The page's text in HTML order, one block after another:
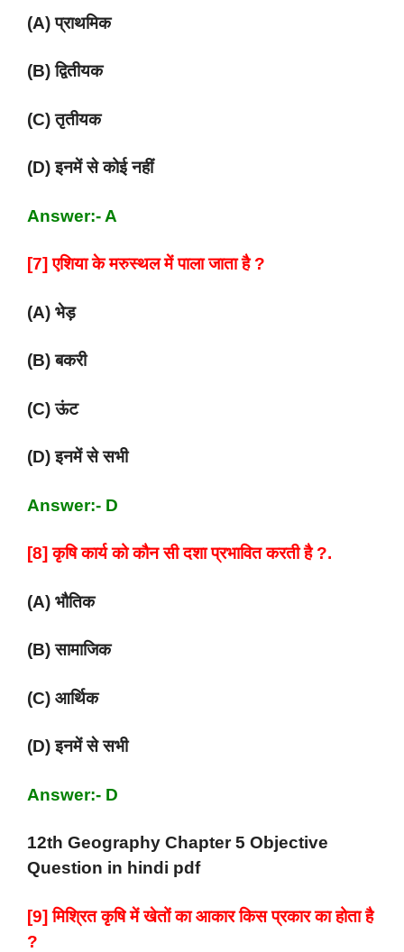
(A) प्राथमिक
(B) द्वितीयक
(C) तृतीयक
(D) इनमें से कोई नहीं
Answer:- A
[7] एशिया के मरुस्थल में पाला जाता है ?
(A) भेड़
(B) बकरी
(C) ऊंट
(D) इनमें से सभी
Answer:- D
[8] कृषि कार्य को कौन सी दशा प्रभावित करती है ?.
(A) भौतिक
(B) सामाजिक
(C) आर्थिक
(D) इनमें से सभी
Answer:- D
12th Geography Chapter 5 Objective
Question in hindi pdf
[9] मिश्रित कृषि में खेतों का आकार किस प्रकार का होता है
?